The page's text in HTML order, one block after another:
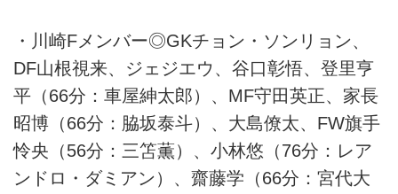
・川崎Fメンバー◎GKチョン・ソンリョン、
DF山根視来、ジェジエウ、谷口彰悟、登里亨
平（66分：車屋紳太郎）、MF守田英正、家長
昭博（66分：脇坂泰斗）、大島僚太、FW旗手
怜央（56分：三笘薫）、小林悠（76分：レア
ンドロ・ダミアン）、齋藤学（66分：宮代大